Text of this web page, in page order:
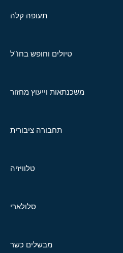
תעופה קלה
טיולים וחופש בחו"ל
משכנתאות וייעוץ מחזור
תחבורה ציבורית
טלוויזיה
סלולארי
מבשלים כשר